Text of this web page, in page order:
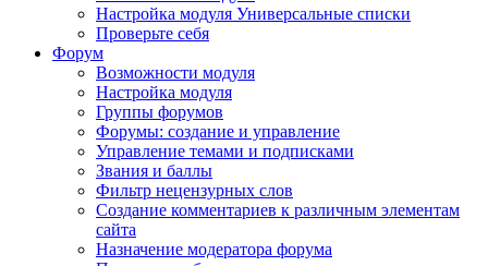
Настройка модуля Универсальные списки
Проверьте себя
Форум
Возможности модуля
Настройка модуля
Группы форумов
Форумы: создание и управление
Управление темами и подписками
Звания и баллы
Фильтр нецензурных слов
Создание комментариев к различным элементам
сайта
Назначение модератора форума